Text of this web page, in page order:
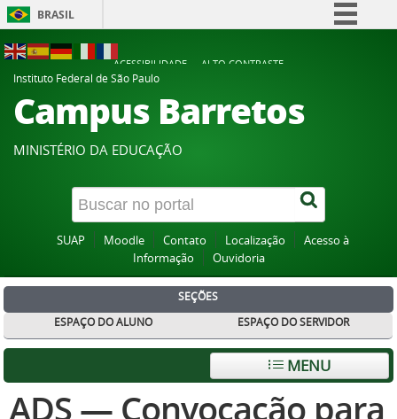
BRASIL
Participe
Acesso à informação
Canais
ACESSIBILIDADE
ALTO CONTRASTE
Instituto Federal de São Paulo
Campus Barretos
MINISTÉRIO DA EDUCAÇÃO
SUAP Moodle Contato Localização
Acesso à
Informação
Ouvidoria
SEÇÕES
ESPAÇO DO ALUNO
ESPAÇO DO SERVIDOR
MENU
ADS — Convocação para